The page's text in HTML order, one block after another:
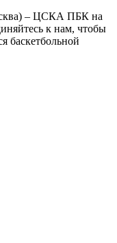
– ЦСКА ПБК на
к нам, чтобы
баскетбольной